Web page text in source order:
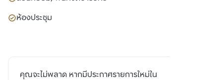
ห้องประชุม
คุณจะไม่พลาด หากมีประกาศรายการใหม่ใน